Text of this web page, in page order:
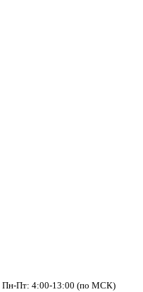
Пн-Пт: 4:00-13:00 (по МСК)